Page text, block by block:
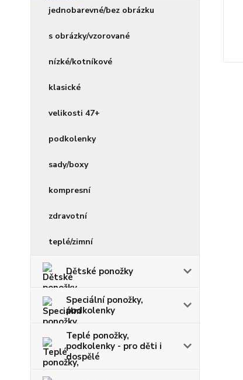
jednobarevné/bez obrázku
s obrázky/vzorované
nízké/kotníkové
klasické
velikosti 47+
podkolenky
sady/boxy
kompresní
zdravotní
teplé/zimní
Dětské ponožky
Speciální ponožky,
podkolenky
Teplé ponožky,
podkolenky - pro děti i
dospělé